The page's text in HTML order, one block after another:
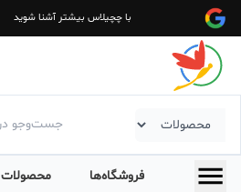
با چچیلاس بیشتر آشنا شوید
فروشگاه‌ها محصولات